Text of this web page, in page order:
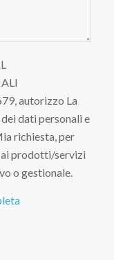
autorizzo La
dati personali e
richiesta, per
prodotti/servizi
o gestionale.